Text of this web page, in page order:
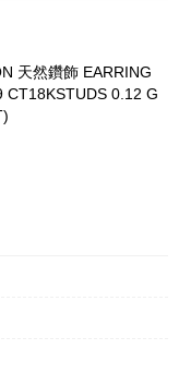
天然鑽飾 EARRING
CT18KSTUDS 0.12 G